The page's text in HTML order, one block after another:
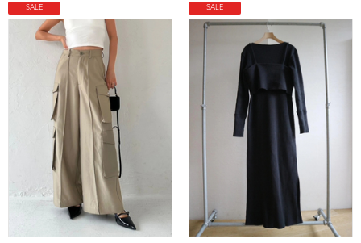
SALE SALE